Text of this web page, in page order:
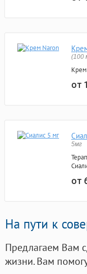
(100
от
5мг
от
На пути к
Предлагаем Вам
жизни. Вам